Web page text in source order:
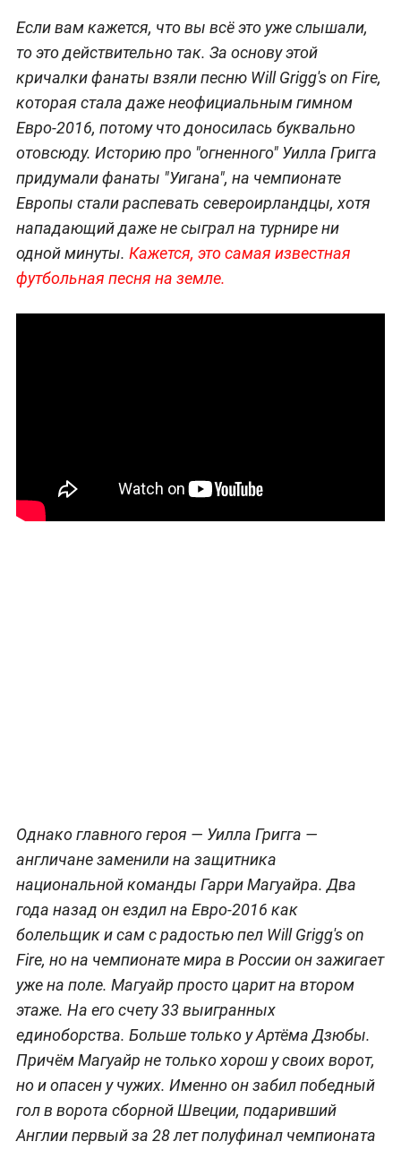
Если вам кажется, что вы всё это уже слышали,
то это действительно так. За основу этой
кричалки фанаты взяли песню Will Grigg's on Fire,
которая стала даже неофициальным гимном
Евро-2016, потому что доносилась буквально
отовсюду. Историю про "огненного" Уилла Григга
придумали фанаты "Уигана", на чемпионате
Европы стали распевать североирландцы, хотя
нападающий даже не сыграл на турнире ни
одной минуты. Кажется, это самая известная
футбольная песня на земле.
Однако главного героя — Уилла Григга —
англичане заменили на защитника
национальной команды Гарри Магуайра. Два
года назад он ездил на Евро-2016 как
болельщик и сам с радостью пел Will Grigg's on
Fire, но на чемпионате мира в России он зажигает
уже на поле. Магуайр просто царит на втором
этаже. На его счету 33 выигранных
единоборства. Больше только у Артёма Дзюбы.
Причём Магуайр не только хорош у своих ворот,
но и опасен у чужих. Именно он забил победный
гол в ворота сборной Швеции, подаривший
Англии первый за 28 лет полуфинал чемпионата